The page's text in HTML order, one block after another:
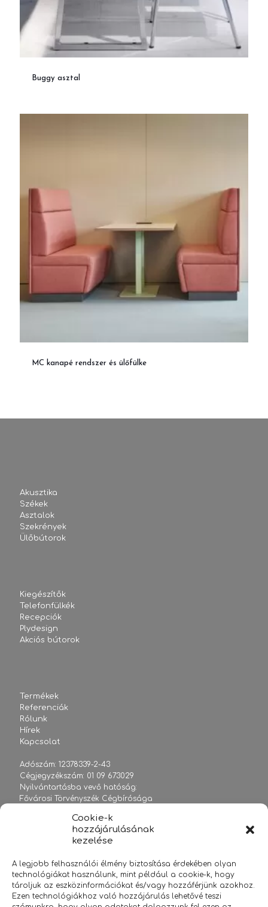
Cookie-k
hozzájárulásának
kezelése
A legjobb felhasználói élmény biztosítása érdekében olyan
technológiákat használunk, mint például a cookie-k, hogy
tároljuk az eszközinformációkat és/vagy hozzáférjünk azokhoz.
Ezen technológiákhoz való hozzájárulás lehetővé teszi
Buggy asztal
MC kanapé rendszer és ülőfülke
Akusztika
Székek
Asztalok
Szekrények
Ülőbútorok
Kiegészítők
Telefonfülkék
Recepciók
Plydesign
Akciós bútorok
Termékek
Referenciák
Rólunk
Hírek
Kapcsolat
Adószám: 12378339-2-43
Cégjegyzékszám: 01 09 673029
Nyilvántartásba vevő hatóság:
Fővárosi Törvényszék Cégbírósága
+36 1 2038108
www.officelife.hu
2020 Minden jog fenntartva